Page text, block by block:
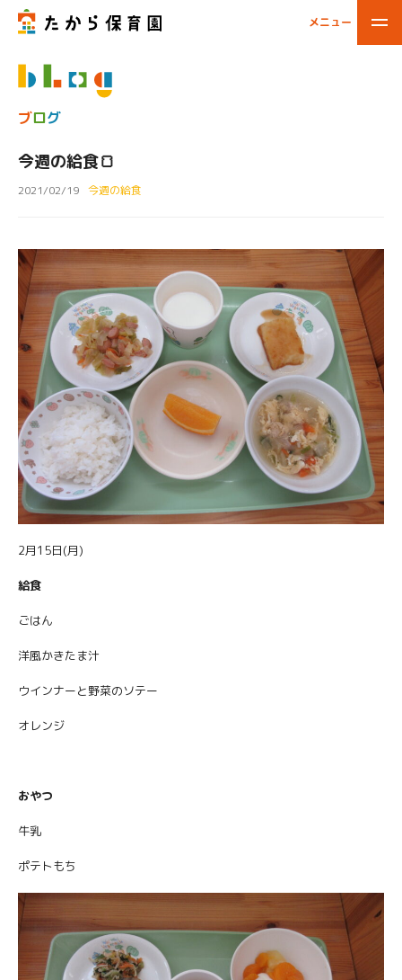
メニュー
ブログ
今週の給食🍞
2021/02/19 今週の給食
2月15日(月)
給食
ごはん
洋風かきたま汁
ウインナーと野菜のソテー
オレンジ
おやつ
牛乳
ポテトもち